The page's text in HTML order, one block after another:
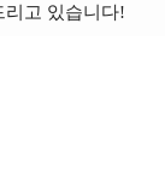
리고 있습니다!